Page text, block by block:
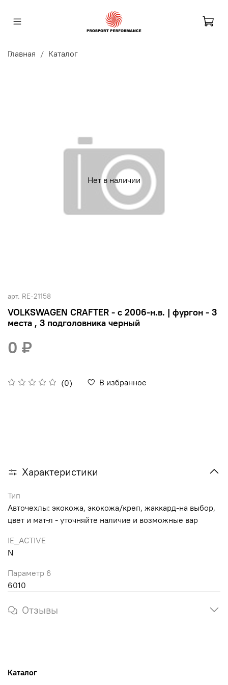
Главная Каталог
Нет в наличии
арт. RE-21158
VOLKSWAGEN CRAFTER - с 2006-н.в. | фургон - 3
места , 3 подголовника черный
(0) В избранное
0 ₽
Характеристики
Тип
Авточехлы: экокожа, экокожа/креп, жаккард-на выбор,
цвет и мат-л - уточняйте наличие и возможные вар
IE_ACTIVE
N
Параметр 6
6010
Отзывы
Каталог